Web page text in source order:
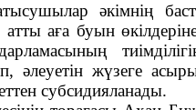
әкімнің
аға буын
әлеуетін жүзеге
субсидияланады.